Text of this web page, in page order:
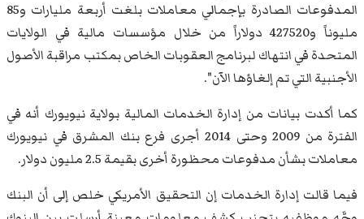
المدفوعات الصادرة بإجمالي معاملات بلغت أربعة مليارات و85
مليوناً و427520 دولاراً من خلال مؤسسات مالية في الولايات
المتحدة في انتهاك لبرنامج العقوبات الخاص بمكتب مراقبة الأصول
الأجنبية التي تم إلغاؤها الآن".
كما أكدت بيانات من إدارة الخدمات المالية بولاية نيويورك أنه في
الفترة من 2009 وحتى 2014 أجرى فرع بنك المشرق في نيويورك
معاملات بشأن مدفوعات محظورة أخرى بقيمة 2.5 مليون دولار.
فيما قالت إدارة الخدمات إن التحقيق الأمريكي خلص إلى أن البنك